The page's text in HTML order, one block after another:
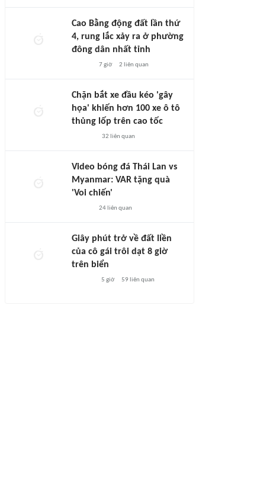
Cao Bằng động đất lần thứ
4, rung lắc xảy ra ở phường
đông dân nhất tỉnh
7 giờ 2 liên quan
Chặn bắt xe đầu kéo 'gây
họa' khiến hơn 100 xe ô tô
thủng lốp trên cao tốc
32 liên quan
Video bóng đá Thái Lan vs
Myanmar: VAR tặng quà
'Voi chiến'
24liên quan
Giây phút trở về đất liền
của cô gái trôi dạt 8 giờ
trên biển
5 giờ 59 liên quan